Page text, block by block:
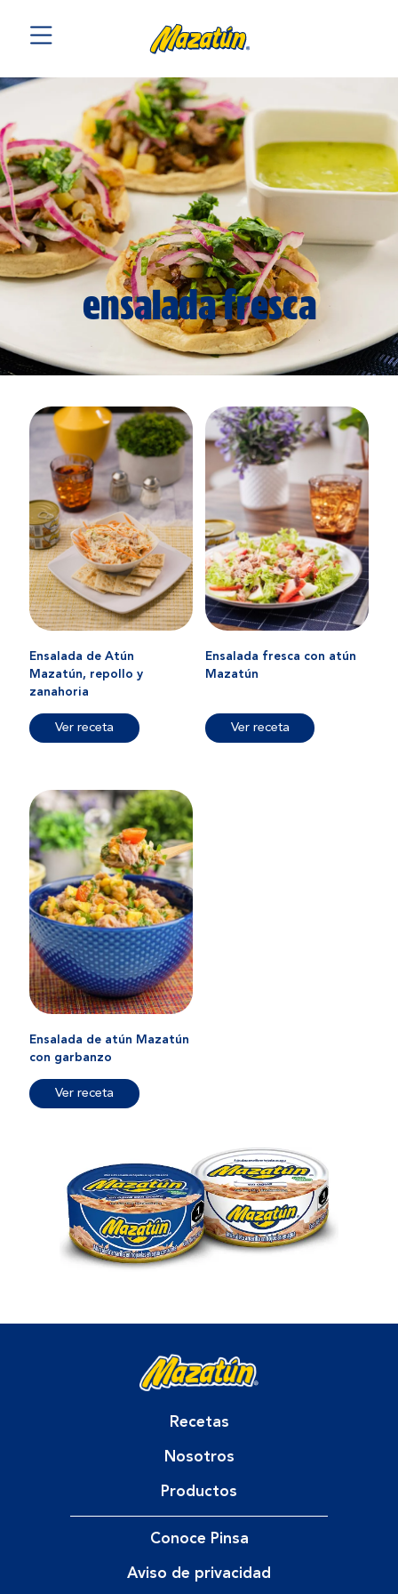
ensalada fresca
Ensalada de Atún
Mazatún, repollo y
zanahoria
Ver receta
Ensalada fresca con atún
Mazatún
Ver receta
Ensalada de atún Mazatún
con garbanzo
Ver receta
Recetas
Nosotros
Productos
Conoce Pinsa
Aviso de privacidad